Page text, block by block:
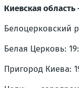
Киевская
Белоцерковский
Белая Церковь:
Пригород Киева: